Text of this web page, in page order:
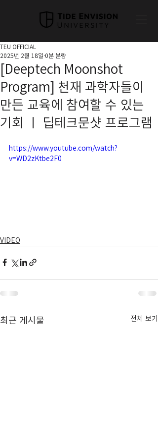
[Deeptech Moonshot
Program] 천재 과학자들이
만든 교육에 참여할 수 있는
기회 ㅣ 딥테크문샷 프로그램
TEU OFFICIAL
2025년 2월 18일 0분 분량
https://www.youtube.com/watch?
v=WD2zKtbe2F0
VIDEO
최근 게시물 전체 보기